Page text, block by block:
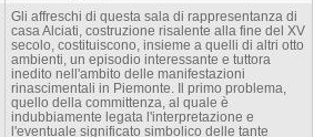
Gli affreschi di questa sala di rappresentanza di
casa Alciati, costruzione risalente alla fine del XV
secolo, costituiscono, insieme a quelli di altri otto
ambienti, un episodio interessante e tuttora
inedito nell'ambito delle manifestazioni
rinascimentali in Piemonte. Il primo problema,
quello della committenza, al quale è
indubbiamente legata l'interpretazione e
l'eventuale significato simbolico delle tante